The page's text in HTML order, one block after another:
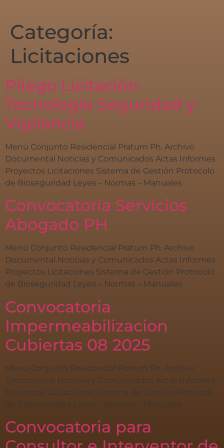
Categoría:
Licitaciones
Pliego Licitación
Tecnología Seguridad y
Vigilancia
Menú Conjunto Residencial Pratum Ph. Archivo
Documental Noticias y Comunicados Actas Informes
Proyectos Licitaciones Sistema de Gestión Protocolo
de Bioseguridad Leyes – Normas – Manuales
Convocatoria Servicios
Abogado PH
Menú Conjunto Residencial Pratum Ph. Archivo
Documental Noticias y Comunicados Actas Informes
Proyectos Licitaciones Sistema de Gestión Protocolo
de Bioseguridad Leyes – Normas – Manuales
Convocatoria
Impermeabilizacion
Cubiertas 08 2025
Menú Conjunto Residencial Pratum Ph. Archivo
Documental Noticias y Comunicados Actas Informes
Proyectos Licitaciones Sistema de Gestión Protocolo
de Bioseguridad Leyes – Normas – Manuales
Convocatoria para